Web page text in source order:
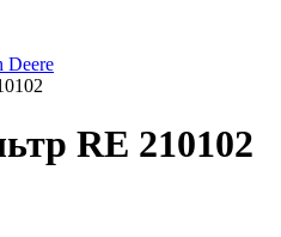
Deere
RE 210102